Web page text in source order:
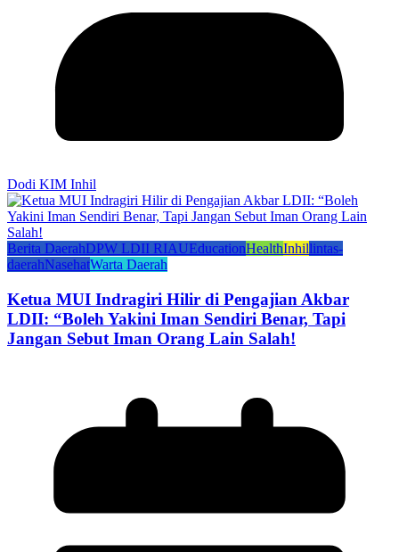
Dodi KIM Inhil
Berita DaerahDPW LDII RIAUEducationHealthInhillintas-
daerahNasehatWarta Daerah
Ketua MUI Indragiri Hilir di Pengajian Akbar
LDII: “Boleh Yakini Iman Sendiri Benar, Tapi
Jangan Sebut Iman Orang Lain Salah!